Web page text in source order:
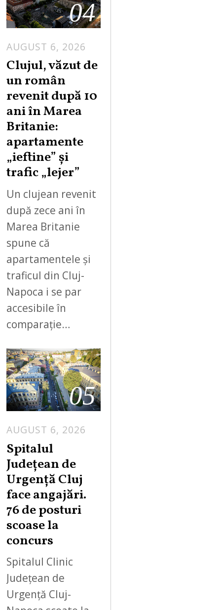
04
AUGUST 6, 2026
Clujul, văzut de
un român
revenit după 10
ani în Marea
Britanie:
apartamente
„ieftine” și
trafic „lejer”
Un clujean revenit
după zece ani în
Marea Britanie
spune că
apartamentele și
traficul din Cluj-
Napoca i se par
accesibile în
comparație…
05
AUGUST 6, 2026
Spitalul
Județean de
Urgență Cluj
face angajări.
76 de posturi
scoase la
concurs
Spitalul Clinic
Județean de
Urgență Cluj-